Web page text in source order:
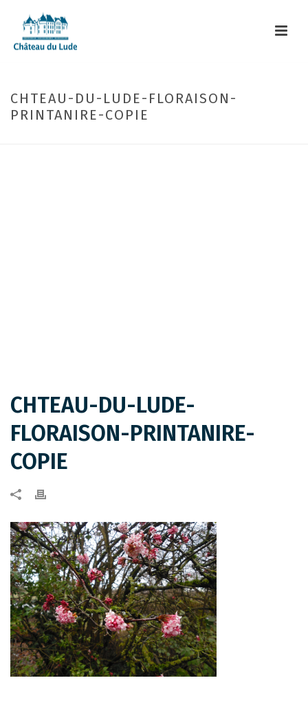
CHTEAU-DU-LUDE-FLORAISON-
PRINTANIRE-COPIE
CHTEAU-DU-LUDE-
FLORAISON-PRINTANIRE-
COPIE